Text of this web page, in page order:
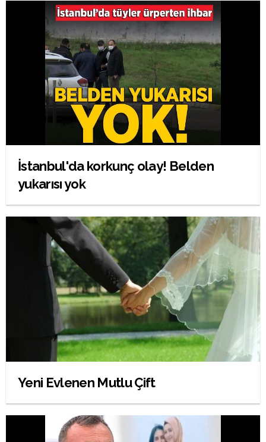
İstanbul'da korkunç olay! Belden
yukarısı yok
Yeni Evlenen Mutlu Çift